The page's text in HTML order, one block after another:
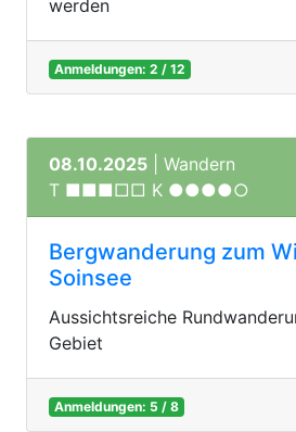
werden
Anmeldungen: 2 / 12
08.10.2025 | Wandern
T ■■■□□ K ●●●●○
Bergwanderung zum
Soinsee
Aussichtsreiche
Gebiet
Anmeldungen: 5 / 8